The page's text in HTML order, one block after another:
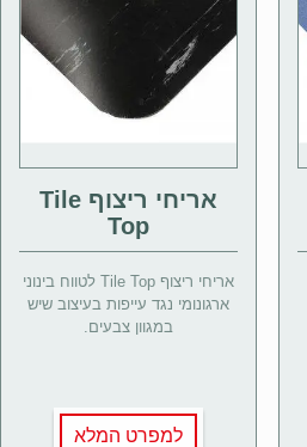
אריחי ריצוף Tile
Top
אריחי ריצוף Tile Top לטווח בינוני
ארגונומי נגד עייפות בעיצוב שיש
במגוון צבעים.
למפרט המלא